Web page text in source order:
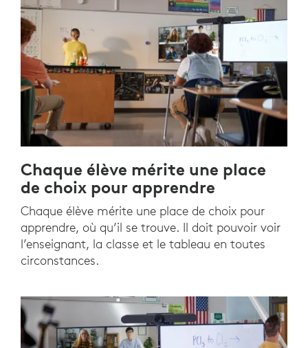
Chaque élève mérite une place
de choix pour apprendre
Chaque élève mérite une place de choix pour
apprendre, où qu’il se trouve. Il doit pouvoir voir
l’enseignant, la classe et le tableau en toutes
circonstances.